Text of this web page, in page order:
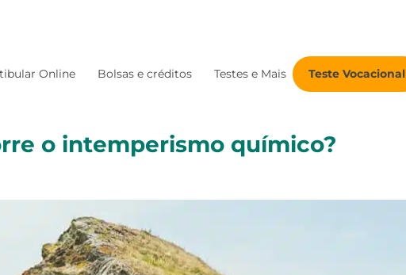
Online Bolsas e créditos Testes e Mais Teste Vocacional
o intemperismo químico?